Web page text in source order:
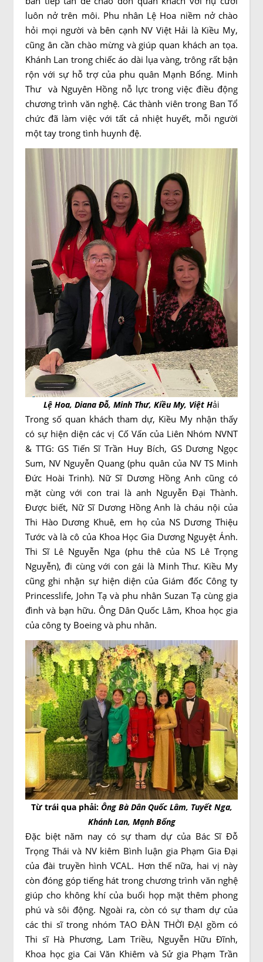
luôn nở trên môi. Phu nhân Lệ Hoa niềm nở chào
hỏi mọi người và bên cạnh NV Việt Hải là Kiều My,
cũng ân cần chào mừng và giúp quan khách an tọa.
Khánh Lan trong chiếc áo dài lụa vàng, trông rất bận
rộn với sự hỗ trợ của phu quân Mạnh Bổng. Minh
Thư và Nguyên Hồng nỗ lực trong việc điều động
chương trình văn nghệ. Các thành viên trong Ban Tổ
chức đã làm việc với tất cả nhiệt huyết, mỗi người
một tay trong tình huynh đệ.
Lệ Hoa, Diana Đỗ, Minh Thư, Kiều My, Việt Hải
Trong số quan khách tham dự, Kiều My nhận thấy
có sự hiện diện các vị Cố Vấn của Liên Nhóm NVNT
& TTG: GS Tiến Sĩ Trần Huy Bích, GS Dương Ngọc
Sum, NV Nguyễn Quang (phu quân của NV TS Minh
Đức Hoài Trinh). Nữ Sĩ Dương Hồng Anh cũng có
mặt cùng với con trai là anh Nguyễn Đại Thành.
Được biết, Nữ Sĩ Dương Hồng Anh là cháu nội của
Thi Hào Dương Khuê, em họ của NS Dương Thiệu
Tước và là cô của Khoa Học Gia Dương Nguyệt Ánh.
Thi Sĩ Lê Nguyễn Nga (phu thê của NS Lê Trọng
Nguyễn), đi cùng với con gái là Minh Thư. Kiều My
cũng ghi nhận sự hiện diện của Giám đốc Công ty
Princesslife, John Tạ và phu nhân Suzan Tạ cùng gia
đình và bạn hữu. Ông Dân Quốc Lâm, Khoa học gia
của công ty Boeing và phu nhân.
Từ trái qua phải: Ông Bà Dân Quốc Lâm, Tuyết Nga,
Khánh Lan, Mạnh Bổng
Đặc biệt năm nay có sự tham dự của Bác Sĩ Đỗ
Trọng Thái và NV kiêm Bình luận gia Phạm Gia Đại
của đài truyền hình VCAL. Hơn thế nữa, hai vị này
còn đóng góp tiếng hát trong chương trình văn nghệ
giúp cho không khí của buổi họp mặt thêm phong
phú và sôi động. Ngoài ra, còn có sự tham dự của
các thi sĩ trong nhóm TAO ĐÀN THỜI ĐẠI gồm có
Thi sĩ Hà Phương, Lam Triều, Nguyễn Hữu Đĩnh,
Khoa học gia Cai Văn Khiêm và Sử gia Phạm Trần